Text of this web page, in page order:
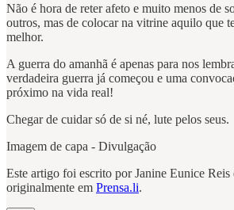
Não é hora de reter afeto e muito menos de
outros, mas de colocar na vitrine aquilo que
melhor.
A guerra do amanhã é apenas para nos
verdadeira guerra já começou e uma
próximo na vida real!
Chegar de cuidar só de si né, lute pelos seus.
Imagem de capa - Divulgação
Este artigo foi escrito por Janine Eunice Reis
originalmente em Prensa.li.